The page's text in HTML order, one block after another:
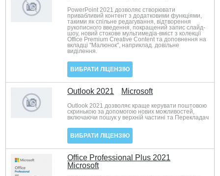
PowerPoint 2021 дозволяє створювати
привабливий контент з додатковими функціями,
такими як спільне редагування, відтворення
рукописного введення, покращений запис слайд-
шоу, новий стокове мультимедіа-вміст з колекції
Office Premium Creative Content та доповнення на
вкладці "Малюнок", наприклад. довільне
виділення.
ВИБРАТИ ЛІЦЕНЗІЮ
Outlook 2021 Microsoft
Outlook 2021 дозволяє краще керувати поштовою
скринькою за допомогою нових можливостей,
включаючи пошук у верхній частині та Перекладач
ВИБРАТИ ЛІЦЕНЗІЮ
Office Professional Plus 2021
Microsoft